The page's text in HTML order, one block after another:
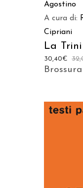
Agostino
A cura di:
Cipriani
La
30,40€
Brossura